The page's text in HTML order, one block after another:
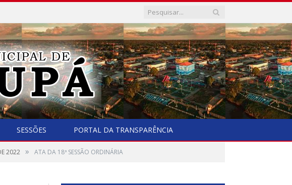
SESSÕES PORTAL DA TRANSPARÊNCIA
2022 » ATA DA 18ª SESSÃO ORDINÁRIA